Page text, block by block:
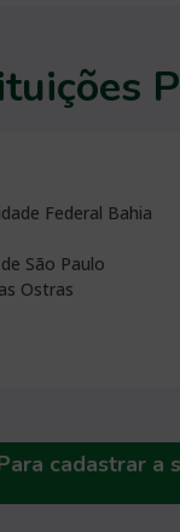
Federal Bahia
São Paulo
Ostras
cadastrar a